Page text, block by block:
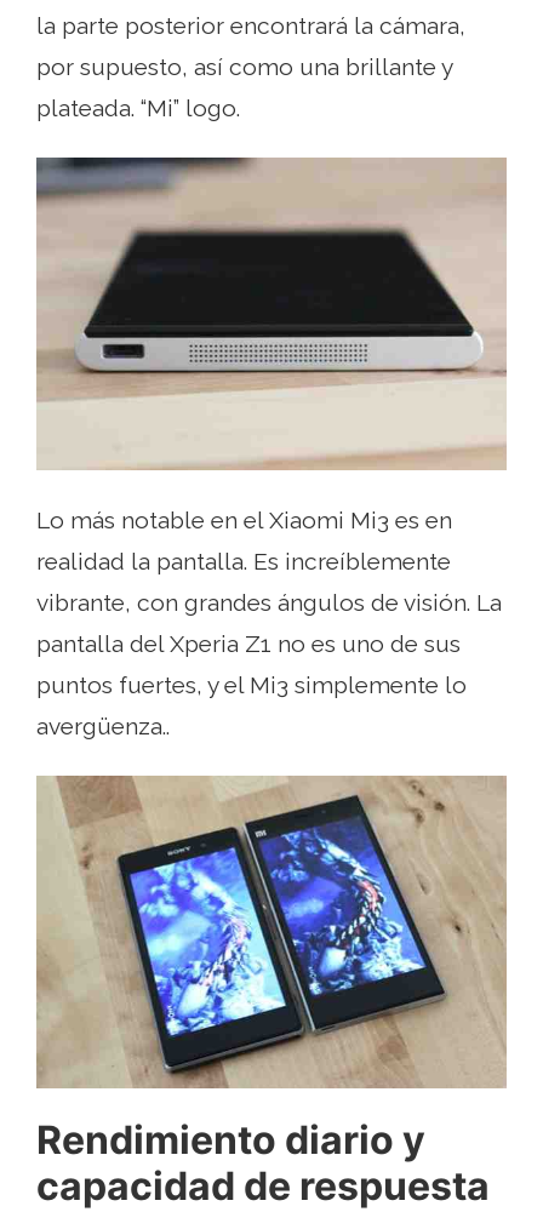
la parte posterior encontrará la cámara,
por supuesto, así como una brillante y
plateada. “Mi” logo.
Lo más notable en el Xiaomi Mi3 es en
realidad la pantalla. Es increíblemente
vibrante, con grandes ángulos de visión. La
pantalla del Xperia Z1 no es uno de sus
puntos fuertes, y el Mi3 simplemente lo
avergüenza..
Rendimiento diario y
capacidad de respuesta